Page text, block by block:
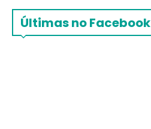
Últimas no Facebook